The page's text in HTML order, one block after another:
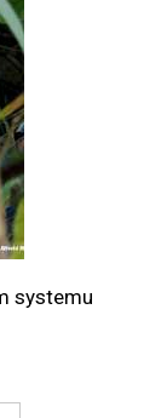
systemu